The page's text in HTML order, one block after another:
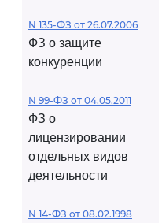
N 135-ФЗ от 26.07.2006
ФЗ о защите
конкуренции
N 99-ФЗ от 04.05.2011
ФЗ о
лицензировании
отдельных видов
деятельности
N 14-ФЗ от 08.02.1998